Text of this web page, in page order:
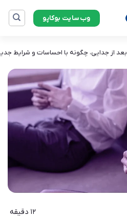
وب‌سایت بوکاپو
بعد از جدایی، چگونه با احساسات و شرایط
12 دقیقه